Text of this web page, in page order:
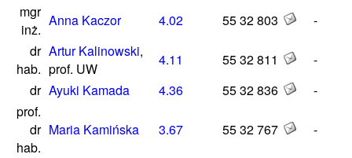
mgr
inż.
Anna Kaczor 4.02 55 32 803
-
dr
hab.
Artur Kalinowski,
prof. UW
4.11 55 32 811
-
dr Ayuki Kamada 4.36 55 32 836
-
prof.
dr
hab.
Maria Kamińska 3.67 55 32 767 -